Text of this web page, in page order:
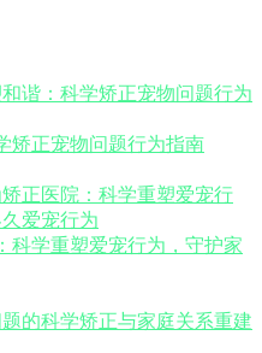
矫正宠物问题行为指南
科学重塑爱宠行为，守护家